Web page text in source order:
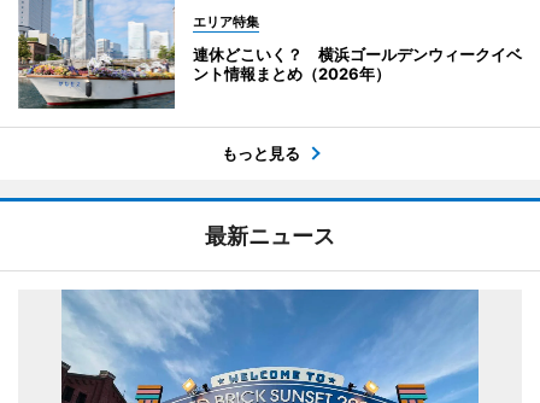
エリア特集
連休どこいく？ 横浜ゴールデンウィークイベ
ント情報まとめ（2026年）
もっと見る
最新ニュース